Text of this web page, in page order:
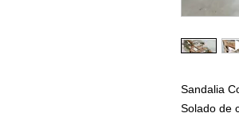
Sandalia
Solado de